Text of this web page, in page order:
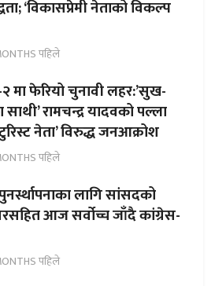
‘विकासप्रेमी नेताको विकल्प
पहिले
२ मा फेरियो चुनावी लहर:’सुख-
रामचन्द्र यादवको पल्ला
नेता’ विरुद्ध जनआक्रोश
पहिले
लागि सांसदको
आज सर्वोच्च जाँदै कांग्रेस-
पहिले